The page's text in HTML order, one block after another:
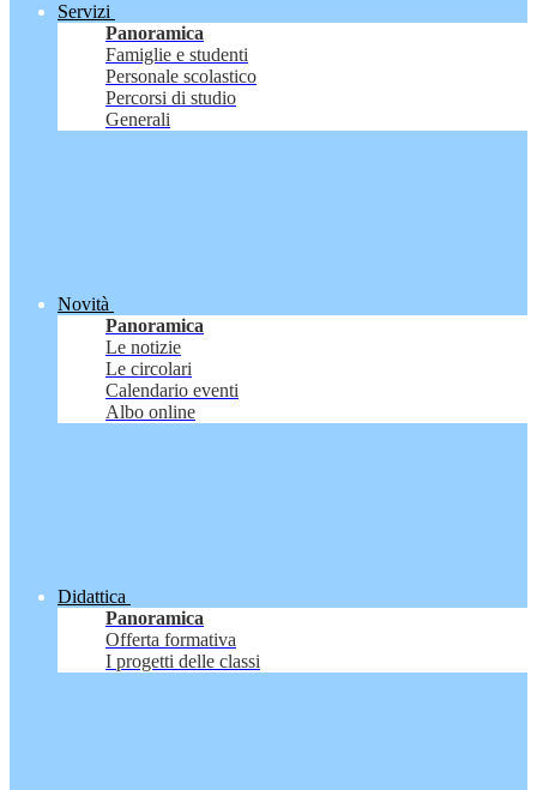
Servizi
Panoramica
Famiglie e studenti
Personale scolastico
Percorsi di studio
Generali
Novità
Panoramica
Le notizie
Le circolari
Calendario eventi
Albo online
Didattica
Panoramica
Offerta formativa
I progetti delle classi